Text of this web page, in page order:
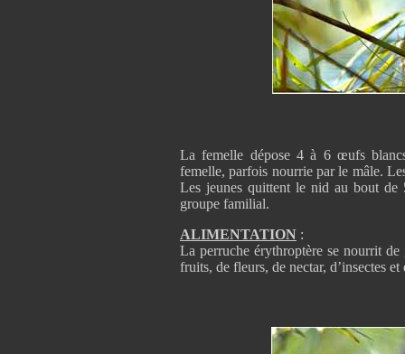
La femelle dépose 4 à 6 œufs
femelle, parfois nourrie par le mâle.
Les jeunes quittent le nid au bout de
groupe familial.
ALIMENTATION :
La perruche érythroptère se nourrit
fruits, de fleurs, de nectar, d’insectes et